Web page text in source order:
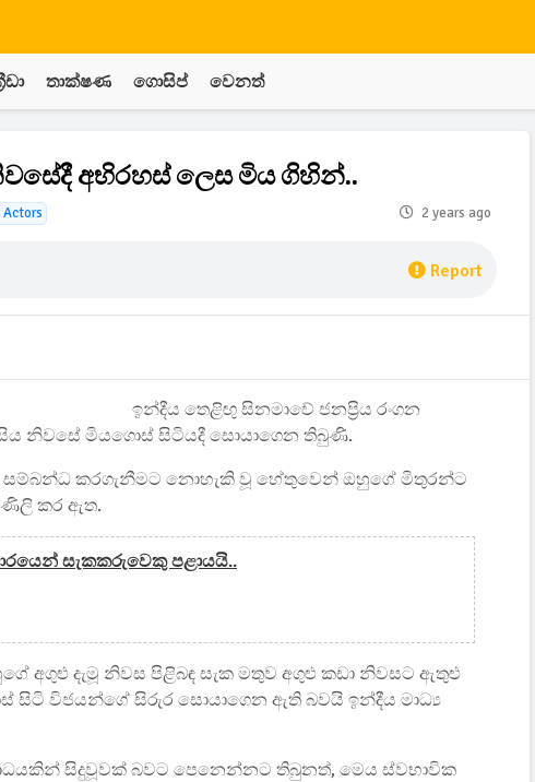
තාක්ෂණ ගොසිප් වෙනත්
අභිරහස් ලෙස මිය ගිහින්..
Actors 2 years ago
Report
ඉන්දීය තෙළිඟු සිනමාවේ ජනප්‍රිය රංගන
නිවසේ මියගොස් සිටියදී සොයාගෙන තිබුණි.
සම්බන්ධ කරගැනීමට නොහැකි වූ හේතුවෙන් ඔහුගේ මිතුරන්ට
කර ඇත.
සැකකරුවෙකු පළායයි..
අගුළු දැමූ නිවස පිළිබඳ සැක මතුව අගුළු කඩා නිවසට ඇතුළු
සිටි විජයන්ගේ සිරුර සොයාගෙන ඇති බවයි ඉන්දීය මාධ්‍ය
සිදුවූවක් බවට පෙනෙන්නට තිබුනත්, මෙය ස්වභාවික